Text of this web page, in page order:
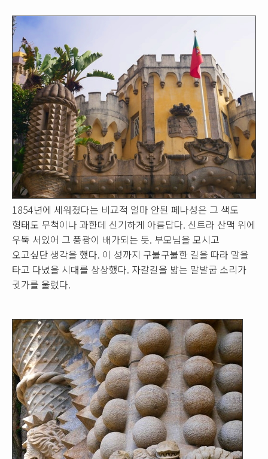
1854년에 세워졌다는 비교적 얼마 안된 페나성은 그 색도
형태도 무척이나 과한데 신기하게 아름답다. 신트라 산맥 위에
우뚝 서있어 그 풍광이 배가되는 듯. 부모님을 모시고
오고싶단 생각을 했다. 이 성까지 구불구불한 길을 따라 말을
타고 다녔을 시대를 상상했다. 자갈길을 밟는 말발굽 소리가
귓가를 울렸다.